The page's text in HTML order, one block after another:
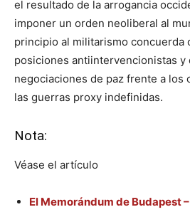
el resultado de la arrogancia
imponer un orden neoliberal al
principio al militarismo concuerda
posiciones antiintervencionistas y
negociaciones de paz frente a los
las guerras proxy indefinidas.
Nota:
Véase el artículo
El Memorándum de Budapest